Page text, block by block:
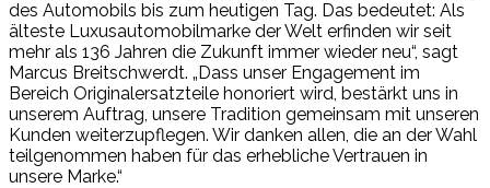
des Automobils bis zum heutigen Tag. Das bedeutet: Als
älteste Luxusautomobilmarke der Welt erfinden wir seit
mehr als 136 Jahren die Zukunft immer wieder neu“, sagt
Marcus Breitschwerdt. „Dass unser Engagement im
Bereich Originalersatzteile honoriert wird, bestärkt uns in
unserem Auftrag, unsere Tradition gemeinsam mit unseren
Kunden weiterzupflegen. Wir danken allen, die an der Wahl
teilgenommen haben für das erhebliche Vertrauen in
unsere Marke.“